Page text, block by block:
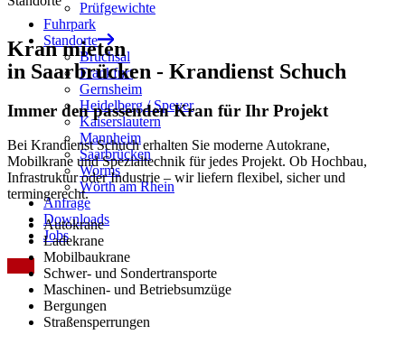
Prüfgewichte
Fuhrpark
Standorte
Bruchsal
Frankfurt
Gernsheim
Heidelberg / Speyer
Kaiserslautern
Mannheim
Saarbrücken
Worms
Wörth am Rhein
Anfrage
Downloads
Jobs
Kran mieten
in Saarbrücken - Krandienst Schuch
Immer den passenden Kran für Ihr Projekt
Bei Krandienst Schuch erhalten Sie moderne Autokrane,
Mobilkrane und Spezialtechnik für jedes Projekt. Ob Hochbau,
Infrastruktur oder Industrie – wir liefern flexibel, sicher und
termingerecht.
Autokrane
Ladekrane
Mobilbaukrane
Schwer- und Sondertransporte
Maschinen- und Betriebsumzüge
Bergungen
Straßensperrungen